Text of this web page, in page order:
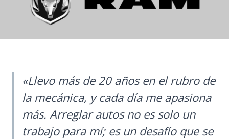
«Llevo más de 20 años en el rubro de
la mecánica, y cada día me apasiona
más. Arreglar autos no es solo un
trabajo para mí; es un desafío que se